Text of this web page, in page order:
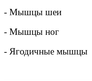
- Мышцы шеи
- Мышцы ног
- Ягодичные мышцы